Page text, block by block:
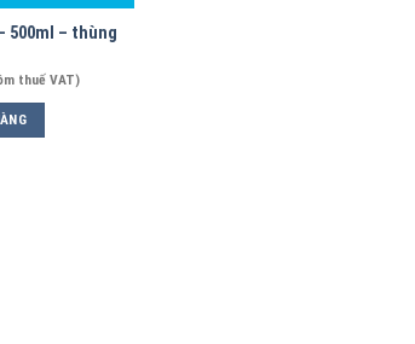
500ml – thùng
thuế VAT)